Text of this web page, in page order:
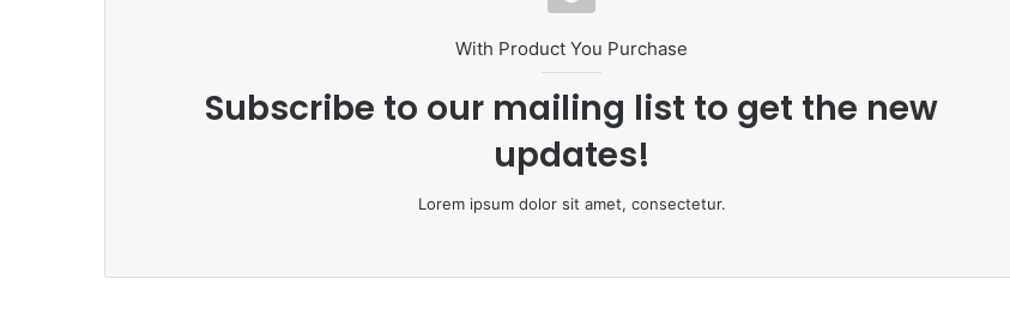
With Product You Purchase
Subscribe to our mailing list to get the new
updates!
Lorem ipsum dolor sit amet, consectetur.